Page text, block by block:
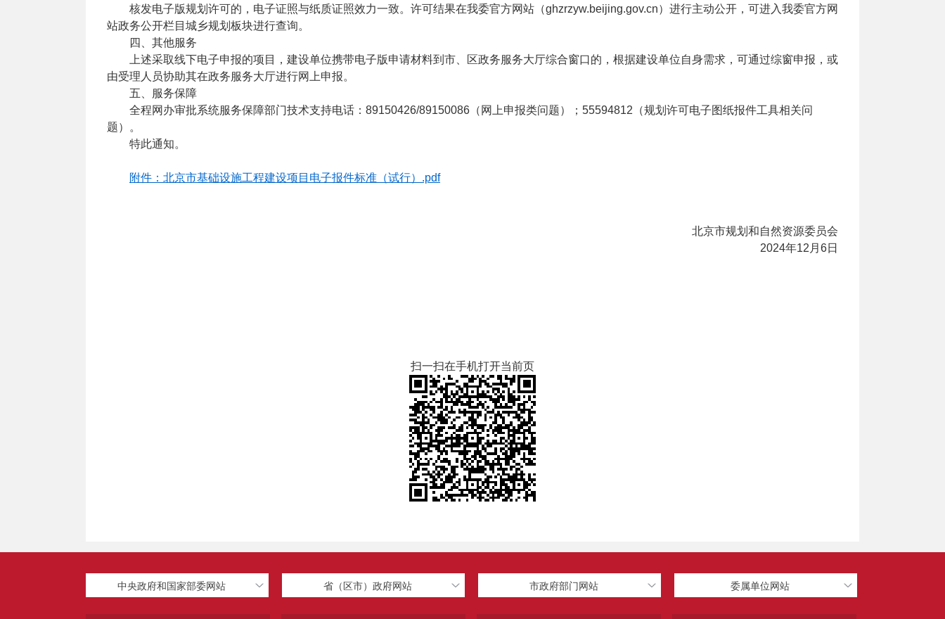
核发电子版规划许可的，电子证照与纸质证照效力一致。许可结果在我委官方网站（ghzrzyw.beijing.gov.cn）进行主动公开，可进入我委官方网
站政务公开栏目城乡规划板块进行查询。
四、其他服务
上述采取线下电子申报的项目，建设单位携带电子版申请材料到市、区政务服务大厅综合窗口的，根据建设单位自身需求，可通过综窗申报，或
由受理人员协助其在政务服务大厅进行网上申报。
五、服务保障
全程网办审批系统服务保障部门技术支持电话：89150426/89150086（网上申报类问题）；55594812（规划许可电子图纸报件工具相关问
题）。
特此通知。
附件：北京市基础设施工程建设项目电子报件标准（试行）.pdf
北京市规划和自然资源委员会
2024年12月6日
扫一扫在手机打开当前页